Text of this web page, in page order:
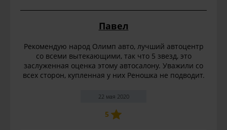
Павел
Рекомендую народ Олимп авто, лучший автоцентр
со всеми вытекающими, так что 5 звезд, это
заслуженная оценка этому автосалону. Уважили со
всех сторон, купленная у них Реношка не подводит.
22 мая 2020
5